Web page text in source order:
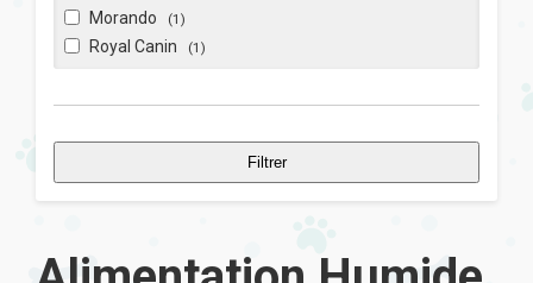
Morando (1)
Royal Canin (1)
Filtrer